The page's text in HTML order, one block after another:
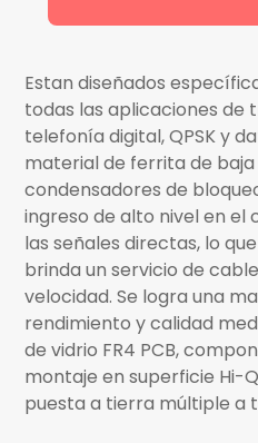
Estan diseñados
todas las aplicaciones de
telefonía digital, QPSK y
material de ferrita de
condensadores de
ingreso de alto nivel en el
las señales directas, lo
brinda un servicio de
velocidad. Se logra una
rendimiento y calidad
de vidrio FR4 PCB,
montaje en superficie Hi-
puesta a tierra múltiple a